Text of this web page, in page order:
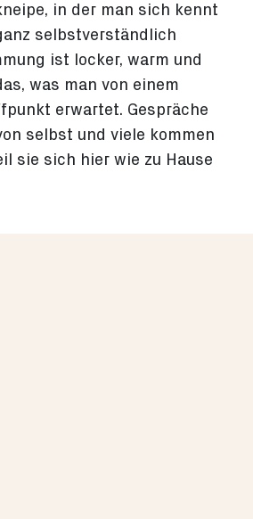
in der man sich kennt
selbstverständlich
ist locker, warm und
was man von einem
erwartet. Gespräche
selbst und viele kommen
sie sich hier wie zu Hause